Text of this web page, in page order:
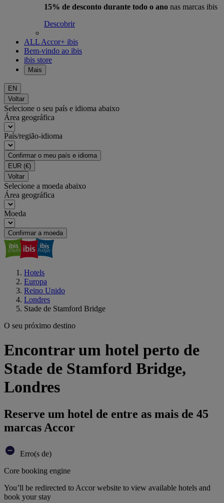
15% de desconto durante todo o ano nas marcas ibis
Descobrir
ALL Accor+ ibis
Bem-vindo ao ibis
ibis store
Mais
EN
Voltar
Selecione o seu país e idioma abaixo
Área geográfica
País/região-idioma
Confirmar o meu país e idioma
EUR (€)
Voltar
Selecione a moeda abaixo
Área geográfica
Moeda
Confirmar a moeda
Hotels
Europa
Reino Unido
Londres
Stade de Stamford Bridge
O seu próximo destino
Encontrar um hotel perto de
Stade de Stamford Bridge,
Londres
Reserve um hotel de entre as mais de 45
marcas Accor
Erro(s de)
Core booking engine
You’ll be redirected to Accor website to view available hotels and
book your stay